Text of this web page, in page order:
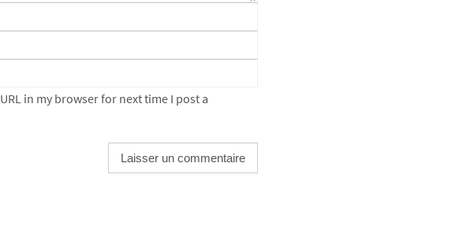
in my browser for next time I post a